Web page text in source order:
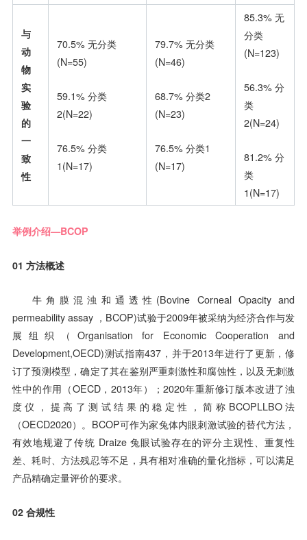
与
动
物
实
验
的
一
致
性
70.5% 无分类
(N=55)
59.1% 分类
2(N=22)
76.5% 分类
1(N=17)
79.7% 无分类
(N=46)
68.7% 分类2
(N=23)
76.5% 分类1
(N=17)
85.3% 无
分类
(N=123)
56.3% 分
类
2(N=24)
81.2% 分
类
1(N=17)
举例介绍—BCOP
01 方法概述
牛角膜混浊和通透性(Bovine Corneal Opacity and
permeability assay ，BCOP)试验于2009年被采纳为经济合作与发
展组织（Organisation for Economic Cooperation and
Development,OECD)测试指南437，并于2013年进行了更新，修
订了预测模型，确定了其在鉴别严重刺激性和腐蚀性，以及无刺激
性中的作用（OECD，2013年）；2020年重新修订版本改进了浊
度仪，提高了测试结果的稳定性，简称BCOPLLBO法
（OECD2020）。BCOP可作为家兔体内眼刺激试验的替代方法，
有效地规避了传统 Draize 兔眼试验存在的评分主观性、重复性
差、耗时、方法残忍等不足，具有相对准确的量化指标，可以满足
产品精确定量评价的要求。
02 合规性